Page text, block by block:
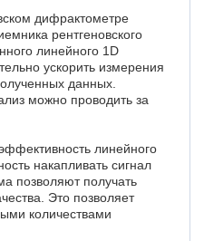
дифрактометре
рентгеновского
линейного 1D
ускорить измерения
данных.
можно проводить за
линейного
накапливать сигнал
позволяют получать
Это позволяет
количествами